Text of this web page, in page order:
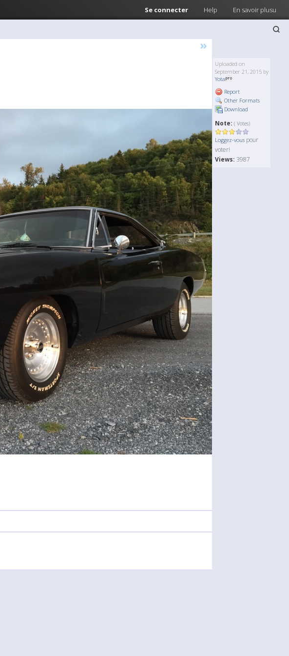
Se connecter Help En savoir plusu
»
Uploaded on
September 21, 2015 by
Yota
Report
Other Formats
Download
Note: ( Votes)
Loggez-vous pour
voter!
Views: 3987